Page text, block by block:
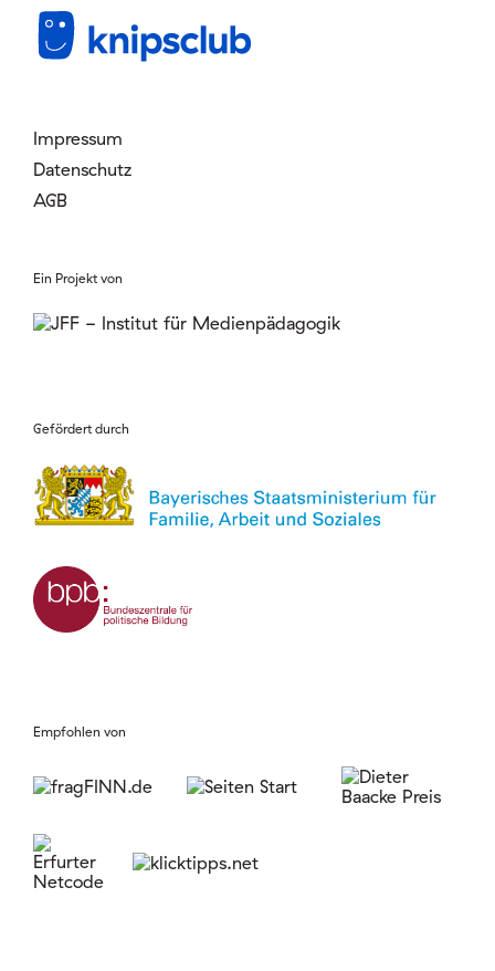
Mitglied werden
Login
Impressum
Datenschutz
AGB
Ein Projekt von
Gefördert durch
Empfohlen von